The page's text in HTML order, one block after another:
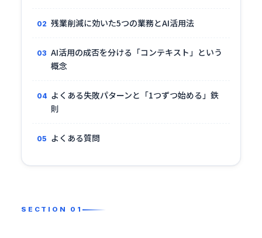
残業削減に効いた5つの業務とAI活用法
AI活用の成否を分ける「コンテキスト」という
概念
よくある失敗パターンと「1つずつ始める」鉄
則
よくある質問